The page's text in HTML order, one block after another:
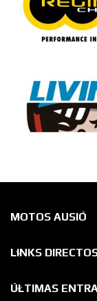
MOTOS AUSIÓ
LINKS
ÚLTIMAS
¡Hola!